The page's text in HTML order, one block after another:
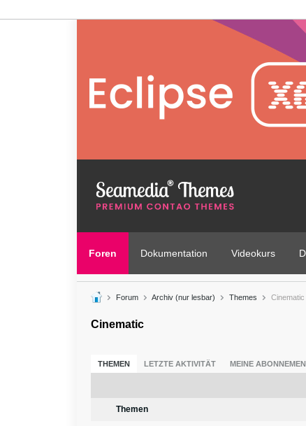
Foren Dokumentation Videokurs
Forum Archiv (nur lesbar) Themes Cinematic
Cinematic
THEMEN LETZTE AKTIVITÄT MEINE
Themen